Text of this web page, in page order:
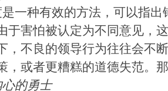
一种有效的方法，可以指
于害怕被认定为不同意见，
，不良的领导行为往往会不
，或者更糟糕的道德失范。
的勇士